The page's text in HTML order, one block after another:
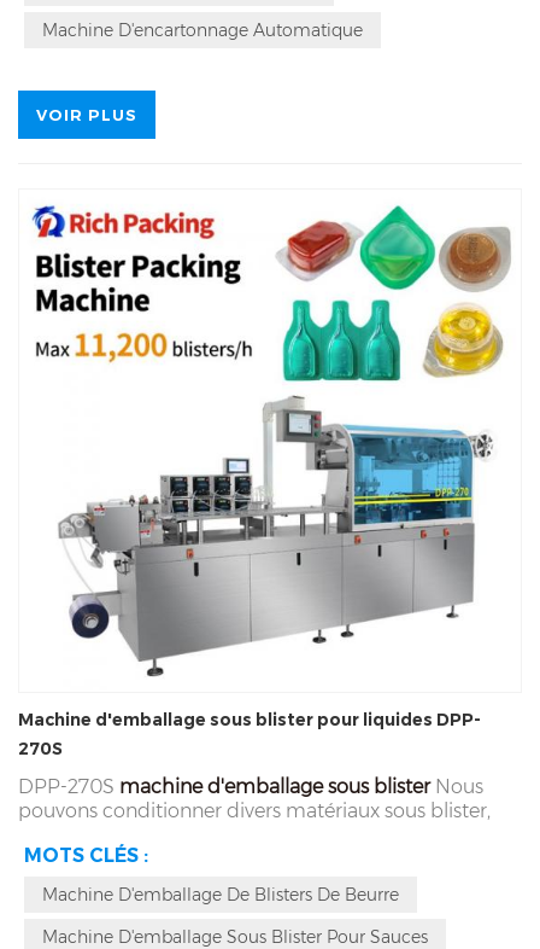
Machine D'encartonnage Automatique
VOIR PLUS
Machine d'emballage sous blister pour liquides DPP-
270S
DPP-270S machine d'emballage sous blister Nous
pouvons conditionner divers matériaux sous blister,
œufs, l'huile, la confiture, etc. Nous proposons une
variété de solutions pour répondre à différents besoins.
Les pompes en céramique offrent une grande
précision de dosage, les pompes à piston peuvent
MOTS CLÉS :
Machine D'emballage De Blisters De Beurre
Machine D'emballage Sous Blister Pour Sauces